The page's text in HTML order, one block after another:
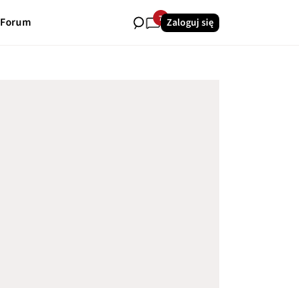
Forum 7 Zaloguj się